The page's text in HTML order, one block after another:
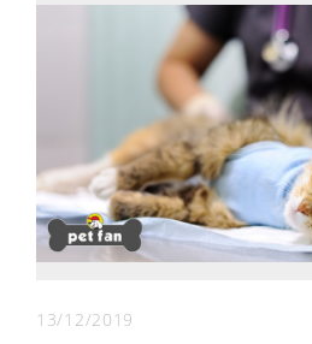
13/12/2019